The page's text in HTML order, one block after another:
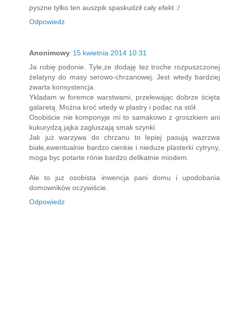
pyszne tylko ten auszpik spaskudził cały efekt :/
Odpowiedz
Anonimowy 15 kwietnia 2014 10:31
Ja robię podonie. Tyle,ze dodaję tez troche rozpuszczonej
żelatyny do masy serowo-chrzanowej. Jest wtedy bardziej
zwarta konsystencja.
Ykladam w foremce warstwami, przelewając dobrze ścięta
galaretą. Można kroć wtedy w plastry i podac na stół.
Osobiście nie komponyje mi to samakowo z groszkiem ani
kukurydzą.jajka zagluszają smak szynki.
Jak już warzywa do chrzanu to lepiej pasują wazrzwa
białe,ewentualnie bardzo cienkie i nieduze plasterki cytryny,
moga byc potarte rónie bardzo delikatnie miodem.
Ale to juz osobista inwencja pani domu i upodobania
domowników oczywiście.
Odpowiedz